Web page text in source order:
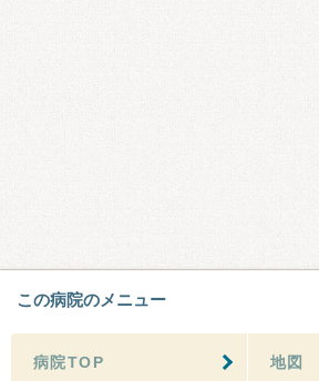
この病院のメニュー
病院TOP 地図